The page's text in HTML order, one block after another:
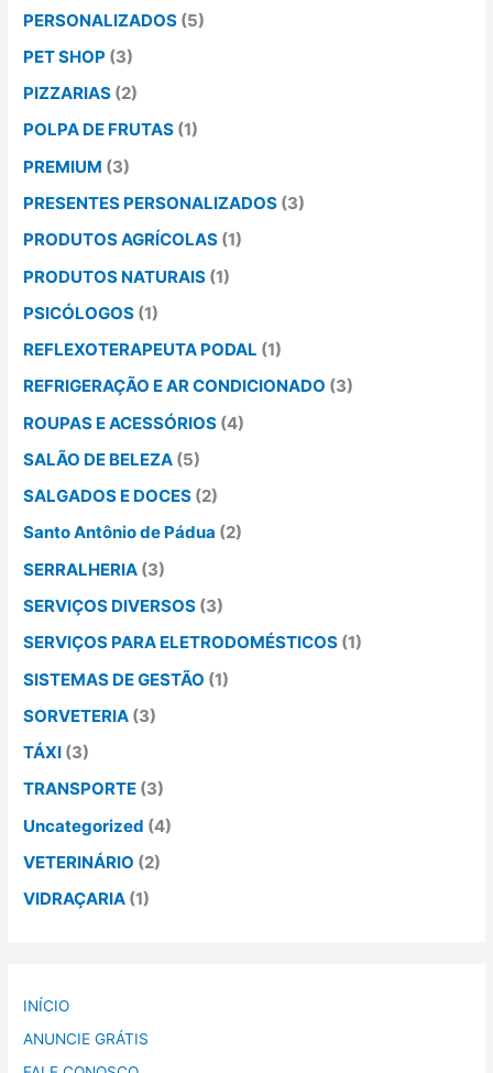
PERSONALIZADOS (5)
PET SHOP (3)
PIZZARIAS (2)
POLPA DE FRUTAS (1)
PREMIUM (3)
PRESENTES PERSONALIZADOS (3)
PRODUTOS AGRÍCOLAS (1)
PRODUTOS NATURAIS (1)
PSICÓLOGOS (1)
REFLEXOTERAPEUTA PODAL (1)
REFRIGERAÇÃO E AR CONDICIONADO (3)
ROUPAS E ACESSÓRIOS (4)
SALÃO DE BELEZA (5)
SALGADOS E DOCES (2)
Santo Antônio de Pádua (2)
SERRALHERIA (3)
SERVIÇOS DIVERSOS (3)
SERVIÇOS PARA ELETRODOMÉSTICOS (1)
SISTEMAS DE GESTÃO (1)
SORVETERIA (3)
TÁXI (3)
TRANSPORTE (3)
Uncategorized (4)
VETERINÁRIO (2)
VIDRAÇARIA (1)
INÍCIO
ANUNCIE GRÁTIS